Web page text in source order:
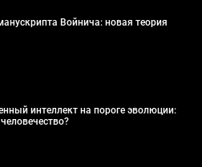
Войнича: новая теория
интеллект на пороге эволюции: